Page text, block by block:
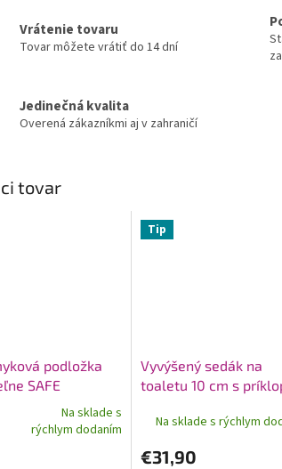
Vrátenie tovaru
Tovar môžete vrátiť do 14 dní
Jedinečná kvalita
Overená zákazníkmi aj v zahraničí
tovar
podložka
SAFE
Na sklade s
rýchlym dodaním
Tip
Vyvýšený sedák na
toaletu 10 cm s
Na sklade s rýchlym
€31,90